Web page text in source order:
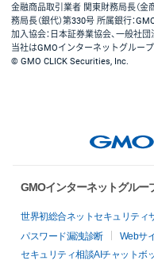
金融商品取引業者 関東財務局長（金
務局長（銀代）第330号 所属銀行：
加入協会：日本証券業協会、一般社
当社はGMOインターネットグループ
© GMO CLICK Securities, Inc.
GMOインターネットグルー
世界初総合ネットセキュリティ
パスワード漏洩診断
Webサ
セキュリティ相談AIチャットボ